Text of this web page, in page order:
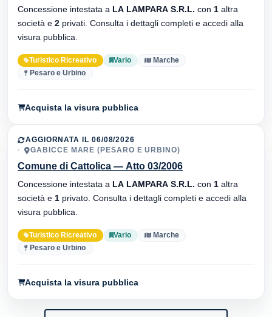
Concessione intestata a LA LAMPARA S.R.L. con 1 altra
società e 2 privati. Consulta i dettagli completi e accedi alla
visura pubblica.
Turistico Ricreativo Vario
Marche
Pesaro e Urbino
Acquista la visura pubblica
AGGIORNATA IL 06/08/2026
GABICCE MARE (PESARO E URBINO)
Comune di Cattolica — Atto 03/2006
Concessione intestata a LA LAMPARA S.R.L. con 1 altra
società e 1 privato. Consulta i dettagli completi e accedi alla
visura pubblica.
Turistico Ricreativo Vario
Marche
Pesaro e Urbino
Acquista la visura pubblica